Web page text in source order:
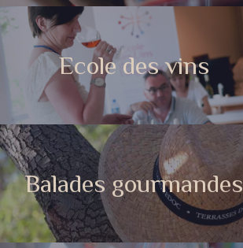
Ecole des vins
Balades gourmandes